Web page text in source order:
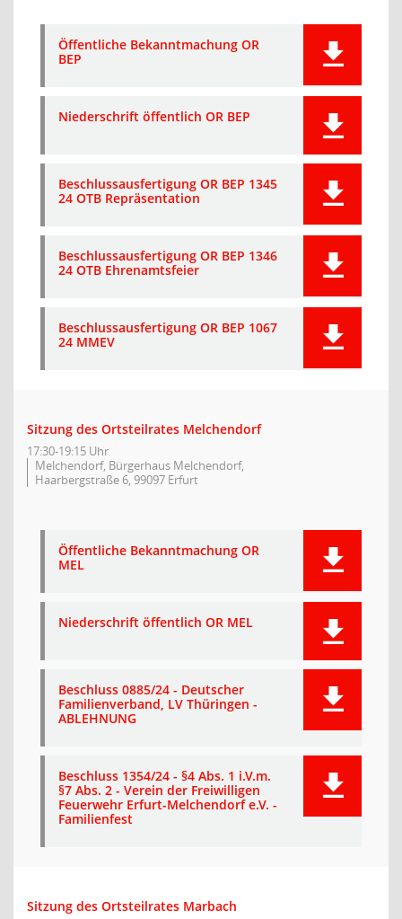
Öffentliche Bekanntmachung OR
BEP
Niederschrift öffentlich OR BEP
Beschlussausfertigung OR BEP 1345
24 OTB Repräsentation
Beschlussausfertigung OR BEP 1346
24 OTB Ehrenamtsfeier
Beschlussausfertigung OR BEP 1067
24 MMEV
Sitzung des Ortsteilrates Melchendorf
17:30-19:15 Uhr
Melchendorf, Bürgerhaus Melchendorf,
Haarbergstraße 6, 99097 Erfurt
Öffentliche Bekanntmachung OR
MEL
Niederschrift öffentlich OR MEL
Beschluss 0885/24 - Deutscher
Familienverband, LV Thüringen -
ABLEHNUNG
Beschluss 1354/24 - §4 Abs. 1 i.V.m.
§7 Abs. 2 - Verein der Freiwilligen
Feuerwehr Erfurt-Melchendorf e.V. -
Familienfest
Sitzung des Ortsteilrates Marbach